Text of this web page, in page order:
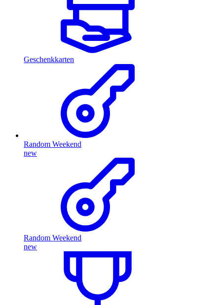
Geschenkkarten
Random Weekend
new
Random Weekend
new